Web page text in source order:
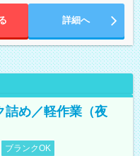
詳細へ
詰め／軽作業（夜
ブランクOK